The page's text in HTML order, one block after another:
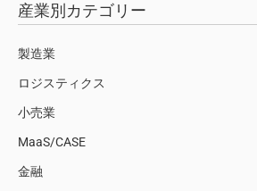
産業別カテゴリー
製造業
ロジスティクス
小売業
MaaS/CASE
金融